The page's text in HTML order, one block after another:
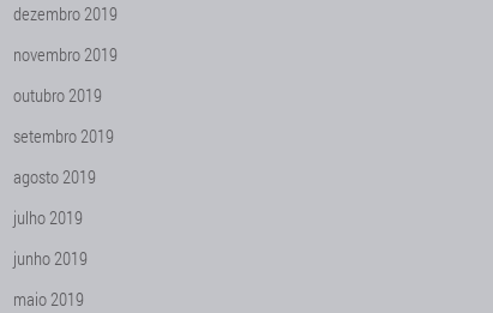
dezembro 2019
novembro 2019
outubro 2019
setembro 2019
agosto 2019
julho 2019
junho 2019
maio 2019